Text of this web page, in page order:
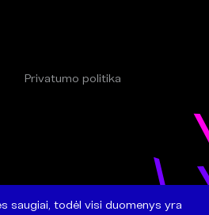
Privatumo politika
saugiai, todėl visi duomenys yra